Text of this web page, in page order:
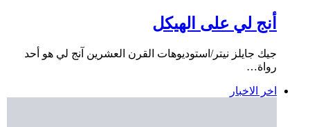
أنج لي على الهيكل
جيك جايلز نيتر/استوديوهات القرن العشرين آنج لي هو أحد
رواة…
اخر الاخبار